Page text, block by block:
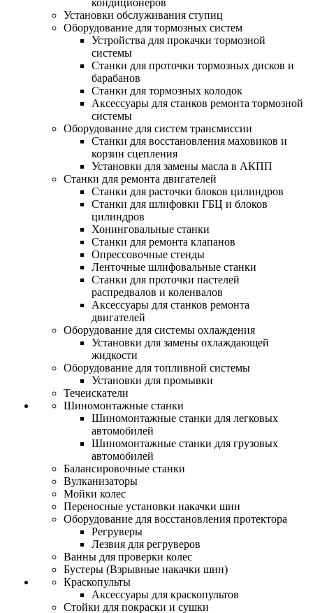
кондиционеров
Установки обслуживания ступиц
Оборудование для тормозных систем
Устройства для прокачки тормозной
системы
Станки для проточки тормозных дисков и
барабанов
Станки для тормозных колодок
Аксессуары для станков ремонта тормозной
системы
Оборудование для систем трансмиссии
Станки для восстановления маховиков и
корзин сцепления
Установки для замены масла в АКПП
Станки для ремонта двигателей
Станки для расточки блоков цилиндров
Станки для шлифовки ГБЦ и блоков
цилиндров
Хонинговальные станки
Станки для ремонта клапанов
Опрессовочные стенды
Ленточные шлифовальные станки
Станки для проточки пастелей
распредвалов и коленвалов
Аксессуары для станков ремонта
двигателей
Оборудование для системы охлаждения
Установки для замены охлаждающей
жидкости
Оборудование для топливной системы
Установки для промывки
Течеискатели
Шиномонтажные станки
Шиномонтажные станки для легковых
автомобилей
Шиномонтажные станки для грузовых
автомобилей
Балансировочные станки
Вулканизаторы
Мойки колес
Переносные установки накачки шин
Оборудование для восстановления протектора
Регруверы
Лезвия для регруверов
Ванны для проверки колес
Бустеры (Взрывные накачки шин)
Краскопульты
Аксессуары для краскопультов
Стойки для покраски и сушки